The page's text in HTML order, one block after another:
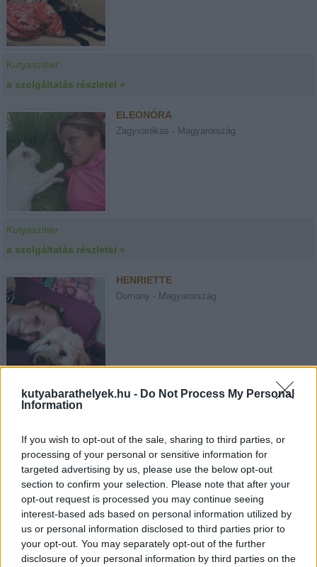
kutyabarathelyek.hu - Do Not Process My Personal
Information
If you wish to opt-out of the sale, sharing to third parties, or
processing of your personal or sensitive information for
targeted advertising by us, please use the below opt-out
section to confirm your selection. Please note that after your
opt-out request is processed you may continue seeing
interest-based ads based on personal information utilized by
us or personal information disclosed to third parties prior to
your opt-out. You may separately opt-out of the further
disclosure of your personal information by third parties on the
Kutyaszitter
a szolgáltatás részletei »
ELEONÓRA
Zagyvarékas - Magyarország
Kutyaszitter
a szolgáltatás részletei »
HENRIETTE
Domony - Magyarország
Kutyaszitter
MARIANN
Kerecsend - Magyarország
Kutyaszitter